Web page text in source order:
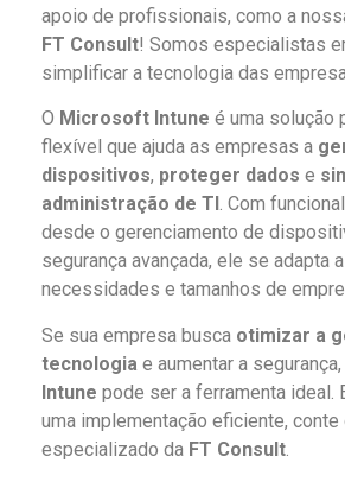
apoio de profissionais, como a
FT Consult! Somos especialistas
simplificar a tecnologia das
O Microsoft Intune é uma solução
flexível que ajuda as empresas a
dispositivos, proteger dados e
administração de TI . Com
desde o gerenciamento de
segurança avançada, ele se adapta
necessidades e tamanhos de
Se sua empresa busca otimizar a
tecnologia e aumentar a segurança,
Intune pode ser a ferramenta ideal.
uma implementação eficiente,
especializado da FT Consult